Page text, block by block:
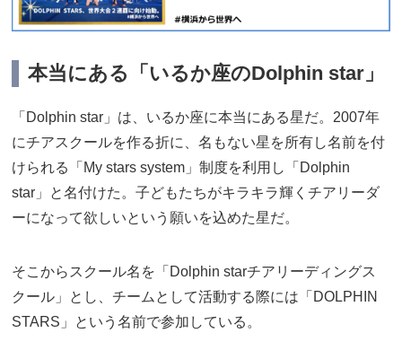
本当にある「いるか座のDolphin star」
「Dolphin star」は、いるか座に本当にある星だ。2007年
にチアスクールを作る折に、名もない星を所有し名前を付
けられる「My stars system」制度を利用し「Dolphin
star」と名付けた。子どもたちがキラキラ輝くチアリーダ
ーになって欲しいという願いを込めた星だ。
そこからスクール名を「Dolphin starチアリーディングス
クール」とし、チームとして活動する際には「DOLPHIN
STARS」という名前で参加している。